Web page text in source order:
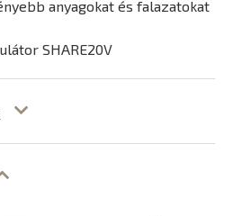
anyagokat és falazatokat
SHARE20V